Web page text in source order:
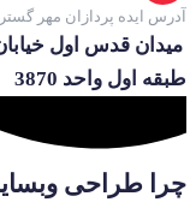
آدرس ایده پردازان مهر گستر
میدان قدس اول
طبقه اول واحد 3870
چرا طراحی